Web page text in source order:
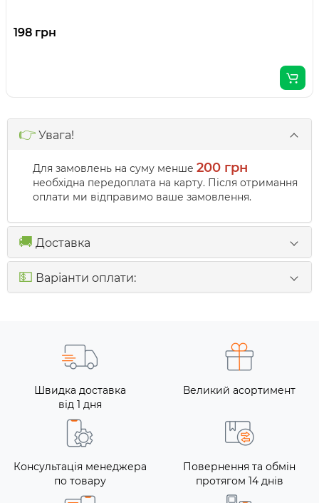
198 грн
👉 Увага!
Для замовлень на суму менше 200 грн
необхідна передоплата на карту. Після отримання
оплати ми відправимо ваше замовлення.
🚚 Доставка
💵 Варіанти оплати:
Швидка доставка
від 1 дня
Великий асортимент
Консультація менеджера
по товару
Повернення та обмін
протягом 14 днів